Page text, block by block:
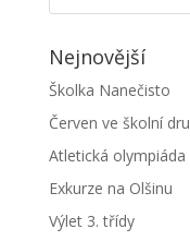
Nejnovější
Školka Nanečisto
Červen ve školní
Atletická olympiáda
Exkurze na Olšinu
Výlet 3. třídy